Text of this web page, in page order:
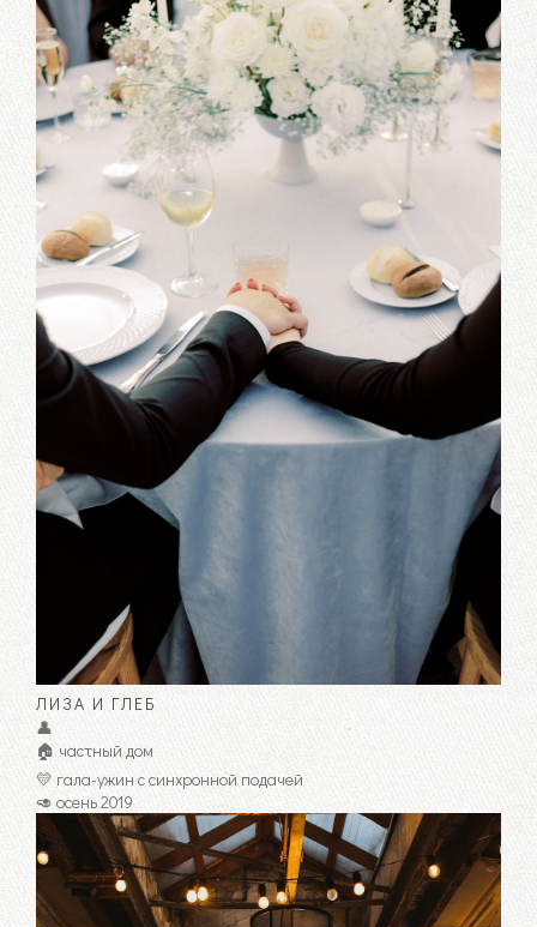
ЛИЗА И ГЛЕБ
👤
🏠 частный дом
💛 гала-ужин с синхронной подачей
🥑 осень 2019